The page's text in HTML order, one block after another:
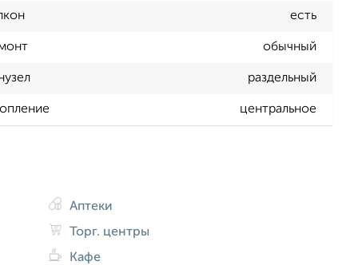
есть
обычный
раздельный
центральное
Аптеки
Торг. центры
Кафе